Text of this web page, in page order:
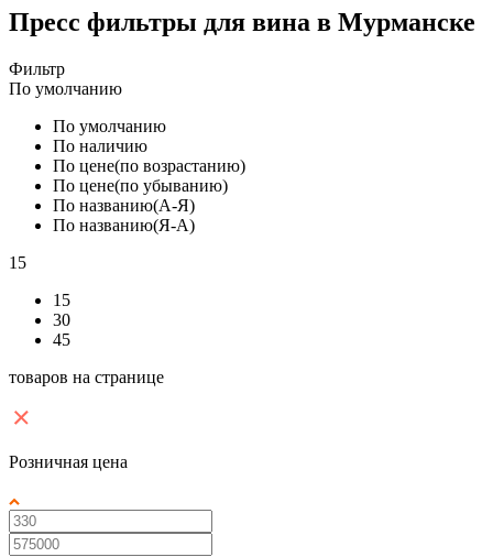
Пресс фильтры для вина в Мурманске
Фильтр
По умолчанию
По умолчанию
По наличию
По цене(по возрастанию)
По цене(по убыванию)
По названию(А-Я)
По названию(Я-А)
15
15
30
45
товаров на странице
Розничная цена